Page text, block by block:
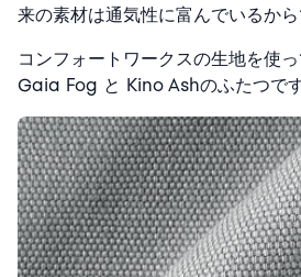
来の素材は通気性に富んでいるから
コンフォートワークスの生地を使っ
Gaia Fog と Kino Ashのふたつです